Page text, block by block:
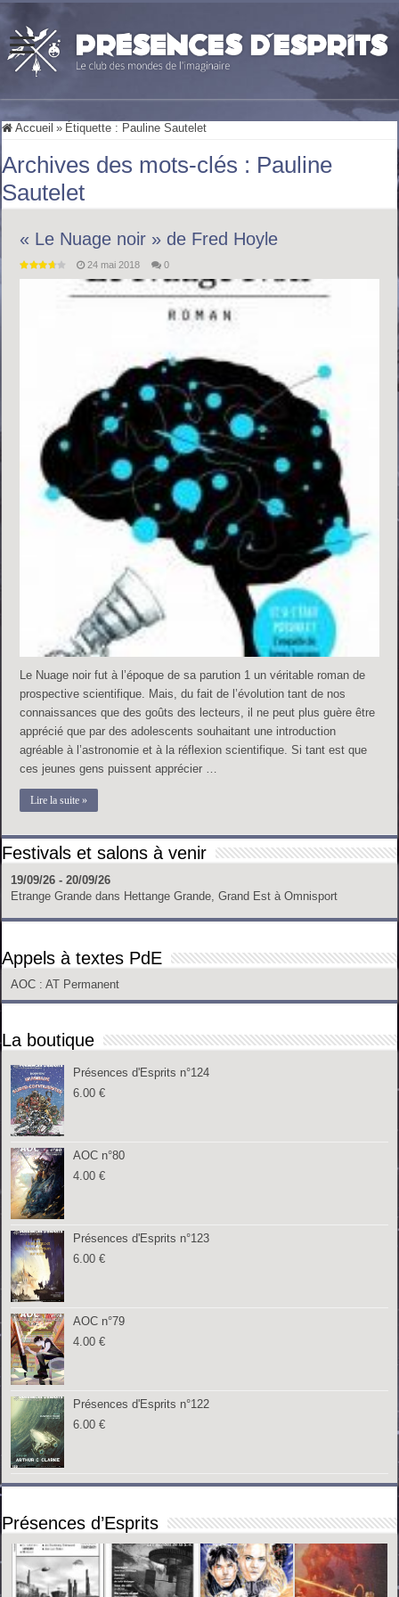
Accueil » Étiquette : Pauline Sautelet
Archives des mots-clés : Pauline
Sautelet
« Le Nuage noir » de Fred Hoyle
24 mai 2018 0
Le Nuage noir fut à l’époque de sa parution 1 un véritable roman de
prospective scientifique. Mais, du fait de l’évolution tant de nos
connaissances que des goûts des lecteurs, il ne peut plus guère être
apprécié que par des adolescents souhaitant une introduction
agréable à l’astronomie et à la réflexion scientifique. Si tant est que
ces jeunes gens puissent apprécier …
Lire la suite »
Festivals et salons à venir
19/09/26 - 20/09/26
Etrange Grande dans Hettange Grande, Grand Est à Omnisport
Appels à textes PdE
AOC : AT Permanent
La boutique
Présences d'Esprits n°124
6.00€
AOC n°80
4.00€
Présences d'Esprits n°123
6.00€
AOC n°79
4.00€
Présences d'Esprits n°122
6.00€
Présences d’Esprits